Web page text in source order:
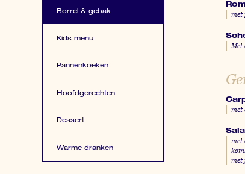
Borrel & gebak
Kids menu
Pannenkoeken
Hoofdgerechten
Dessert
Warme dranken
met
Met
met
met
met